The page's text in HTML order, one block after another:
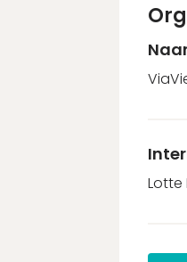
Lotte